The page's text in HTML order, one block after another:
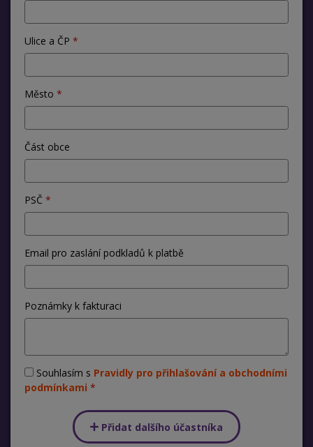
Ulice a ČP
Město
Část obce
PSČ
Email pro zaslání podkladů k platbě
Poznámky k fakturaci
Souhlasím s Pravidly pro přihlašování a obchodními
podmínkami
Přidat dalšího účastníka